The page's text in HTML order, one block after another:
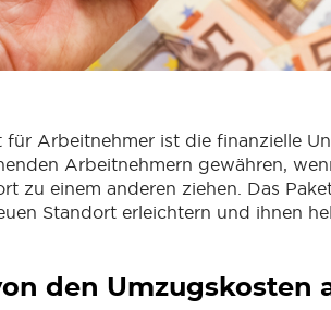
für Arbeitnehmer ist die finanzielle
Arbeitnehmern gewähren,
zu einem anderen ziehen. Das
Standort erleichtern und ihnen
den Umzugskosten